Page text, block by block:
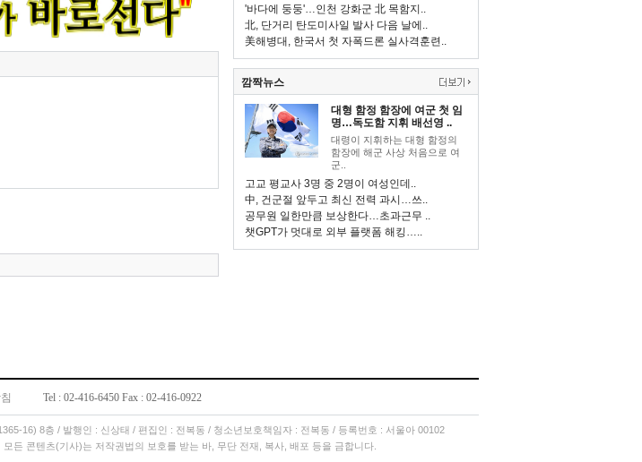
'바다에 둥둥'…인천 강화군 北 목함지..
北, 단거리 탄도미사일 발사 다음 날에..
美해병대, 한국서 첫 자폭드론 실사격훈련..
깜짝뉴스
대형 함정 함장에 여군 첫 임
명…독도함 지휘 배선영 ..
대령이 지휘하는 대형 함정의
함장에 해군 사상 처음으로 여
군..
고교 평교사 3명 중 2명이 여성인데..
中, 건군절 앞두고 최신 전력 과시…쓰..
공무원 일한만큼 보상한다…초과근무 ..
챗GPT가 멋대로 외부 플랫폼 해킹…..
Tel : 02-416-6450 Fax : 02-416-0922
16) 8층 / 발행인 : 신상태 / 편집인 : 전복동 / 청소년보호책임자 : 전복동 / 등록번호 : 서울아 00102
든 콘텐츠(기사)는 저작권법의 보호를 받는 바, 무단 전재, 복사, 배포 등을 금합니다.